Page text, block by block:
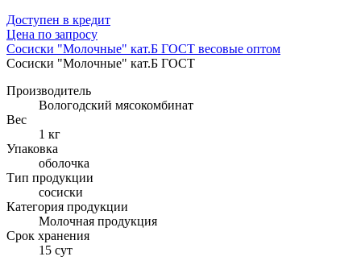
Доступен в кредит
Цена по запросу
Сосиски "Молочные" кат.Б ГОСТ весовые оптом
Сосиски "Молочные" кат.Б ГОСТ
Производитель
Вологодский мясокомбинат
Вес
1 кг
Упаковка
оболочка
Тип продукции
сосиски
Категория продукции
Молочная продукция
Cрок хранения
15 сут